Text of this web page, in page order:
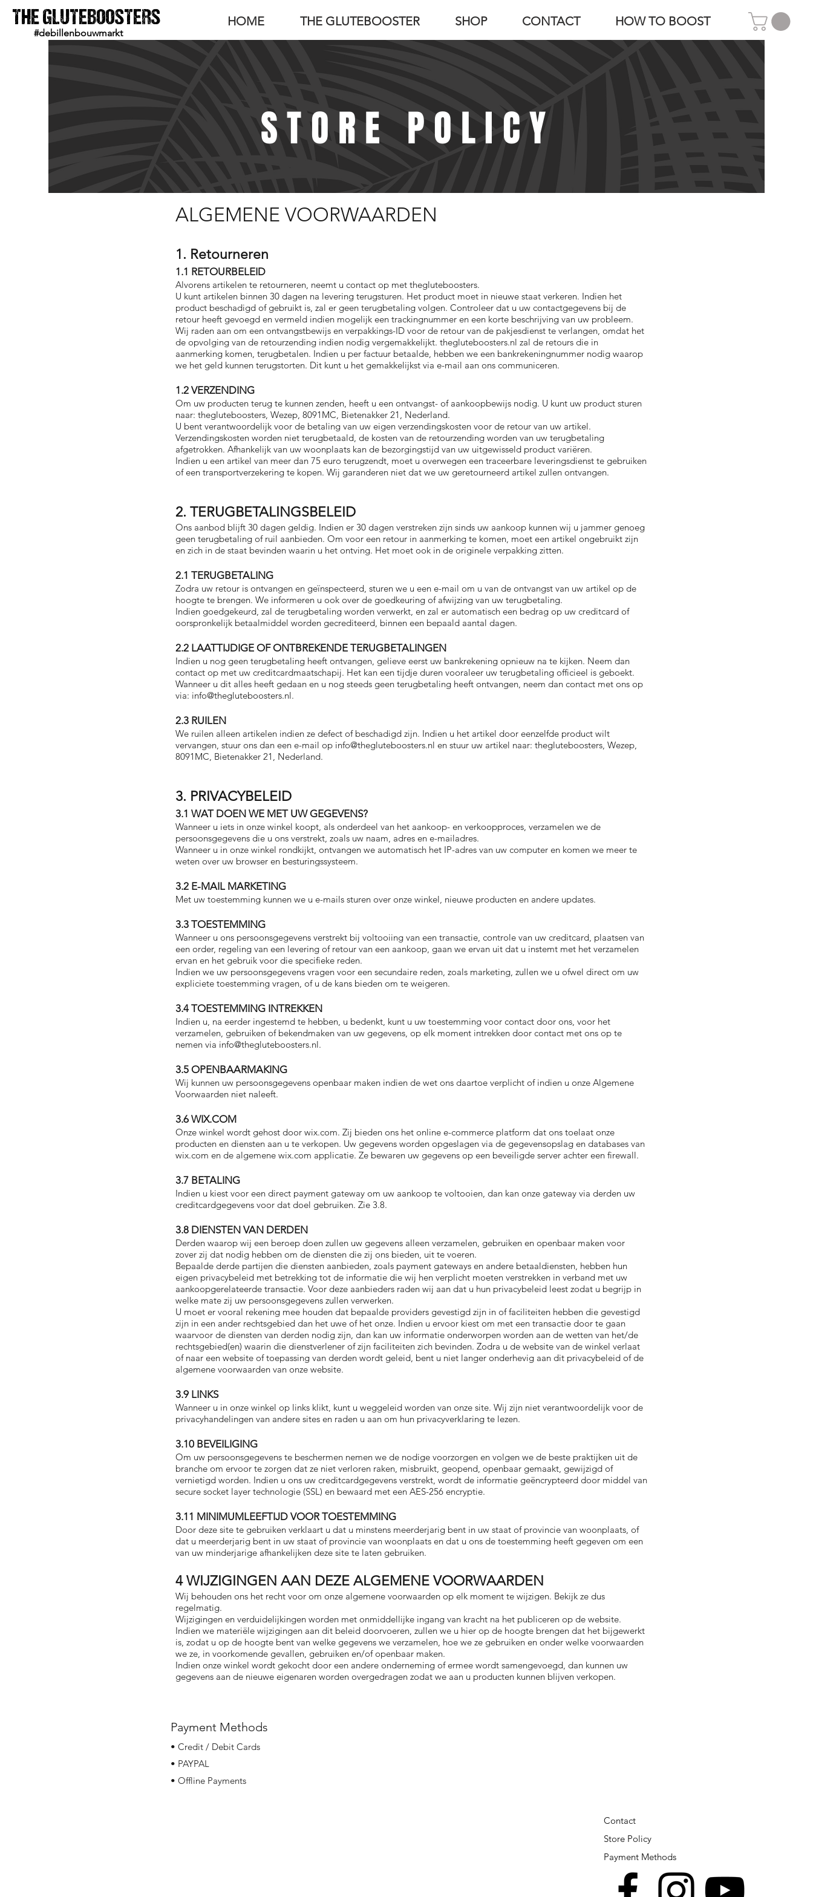
THE GLUTEBOOSTERS
#debillenbouwmarkt
HOME THE GLUTEBOOSTER SHOP CONTACT HOW TO BOOST
STORE POLICY
ALGEMENE VOORWAARDEN
1. Retourneren
1.1 RETOURBELEID
Alvorens artikelen te retourneren, neemt u contact op met thegluteboosters.
U kunt artikelen binnen 30 dagen na levering terugsturen. Het product moet in nieuwe staat verkeren. Indien het
product beschadigd of gebruikt is, zal er geen terugbetaling volgen. Controleer dat u uw contactgegevens bij de
retour heeft gevoegd en vermeld indien mogelijk een trackingnummer en een korte beschrijving van uw probleem.
Wij raden aan om een ontvangstbewijs en verpakkings-ID voor de retour van de pakjesdienst te verlangen, omdat het
de opvolging van de retourzending indien nodig vergemakkelijkt. thegluteboosters.nl zal de retours die in
aanmerking komen, terugbetalen. Indien u per factuur betaalde, hebben we een bankrekeningnummer nodig waarop
we het geld kunnen terugstorten. Dit kunt u het gemakkelijkst via e-mail aan ons communiceren.
1.2 VERZENDING
Om uw producten terug te kunnen zenden, heeft u een ontvangst- of aankoopbewijs nodig. U kunt uw product sturen
naar: thegluteboosters, Wezep, 8091MC, Bietenakker 21, Nederland.
U bent verantwoordelijk voor de betaling van uw eigen verzendingskosten voor de retour van uw artikel.
Verzendingskosten worden niet terugbetaald, de kosten van de retourzending worden van uw terugbetaling
afgetrokken. Afhankelijk van uw woonplaats kan de bezorgingstijd van uw uitgewisseld product variëren.
Indien u een artikel van meer dan 75 euro terugzendt, moet u overwegen een traceerbare leveringsdienst te gebruiken
of een transportverzekering te kopen. Wij garanderen niet dat we uw geretourneerd artikel zullen ontvangen.
2. TERUGBETALINGSBELEID
Ons aanbod blijft 30 dagen geldig. Indien er 30 dagen verstreken zijn sinds uw aankoop kunnen wij u jammer genoeg
geen terugbetaling of ruil aanbieden. Om voor een retour in aanmerking te komen, moet een artikel ongebruikt zijn
en zich in de staat bevinden waarin u het ontving. Het moet ook in de originele verpakking zitten.
2.1 TERUGBETALING
Zodra uw retour is ontvangen en geïnspecteerd, sturen we u een e-mail om u van de ontvangst van uw artikel op de
hoogte te brengen. We informeren u ook over de goedkeuring of afwijzing van uw terugbetaling.
Indien goedgekeurd, zal de terugbetaling worden verwerkt, en zal er automatisch een bedrag op uw creditcard of
oorspronkelijk betaalmiddel worden gecrediteerd, binnen een bepaald aantal dagen.
2.2 LAATTIJDIGE OF ONTBREKENDE TERUGBETALINGEN
Indien u nog geen terugbetaling heeft ontvangen, gelieve eerst uw bankrekening opnieuw na te kijken. Neem dan
contact op met uw creditcardmaatschapij. Het kan een tijdje duren vooraleer uw terugbetaling officieel is geboekt.
Wanneer u dit alles heeft gedaan en u nog steeds geen terugbetaling heeft ontvangen, neem dan contact met ons op
via: info@thegluteboosters.nl.
2.3 RUILEN
We ruilen alleen artikelen indien ze defect of beschadigd zijn. Indien u het artikel door eenzelfde product wilt
vervangen, stuur ons dan een e-mail op info@thegluteboosters.nl en stuur uw artikel naar: thegluteboosters, Wezep,
8091MC, Bietenakker 21, Nederland.
3. PRIVACYBELEID
3.1 WAT DOEN WE MET UW GEGEVENS?
Wanneer u iets in onze winkel koopt, als onderdeel van het aankoop- en verkoopproces, verzamelen we de
persoonsgegevens die u ons verstrekt, zoals uw naam, adres en e-mailadres.
Wanneer u in onze winkel rondkijkt, ontvangen we automatisch het IP-adres van uw computer en komen we meer te
weten over uw browser en besturingssysteem.
3.2 E-MAIL MARKETING
Met uw toestemming kunnen we u e-mails sturen over onze winkel, nieuwe producten en andere updates.
3.3 TOESTEMMING
Wanneer u ons persoonsgegevens verstrekt bij voltooiing van een transactie, controle van uw creditcard, plaatsen van
een order, regeling van een levering of retour van een aankoop, gaan we ervan uit dat u instemt met het verzamelen
ervan en het gebruik voor die specifieke reden.
Indien we uw persoonsgegevens vragen voor een secundaire reden, zoals marketing, zullen we u ofwel direct om uw
expliciete toestemming vragen, of u de kans bieden om te weigeren.
3.4 TOESTEMMING INTREKKEN
Indien u, na eerder ingestemd te hebben, u bedenkt, kunt u uw toestemming voor contact door ons, voor het
verzamelen, gebruiken of bekendmaken van uw gegevens, op elk moment intrekken door contact met ons op te
nemen via info@thegluteboosters.nl.
3.5 OPENBAARMAKING
Wij kunnen uw persoonsgegevens openbaar maken indien de wet ons daartoe verplicht of indien u onze Algemene
Voorwaarden niet naleeft.
3.6 WIX.COM
Onze winkel wordt gehost door wix.com. Zij bieden ons het online e-commerce platform dat ons toelaat onze
producten en diensten aan u te verkopen. Uw gegevens worden opgeslagen via de gegevensopslag en databases van
wix.com en de algemene wix.com applicatie. Ze bewaren uw gegevens op een beveiligde server achter een firewall.
3.7 BETALING
Indien u kiest voor een direct payment gateway om uw aankoop te voltooien, dan kan onze gateway via derden uw
creditcardgegevens voor dat doel gebruiken. Zie 3.8.
3.8 DIENSTEN VAN DERDEN
Derden waarop wij een beroep doen zullen uw gegevens alleen verzamelen, gebruiken en openbaar maken voor
zover zij dat nodig hebben om de diensten die zij ons bieden, uit te voeren.
Bepaalde derde partijen die diensten aanbieden, zoals payment gateways en andere betaaldiensten, hebben hun
eigen privacybeleid met betrekking tot de informatie die wij hen verplicht moeten verstrekken in verband met uw
aankoopgerelateerde transactie. Voor deze aanbieders raden wij aan dat u hun privacybeleid leest zodat u begrijp in
welke mate zij uw persoonsgegevens zullen verwerken.
U moet er vooral rekening mee houden dat bepaalde providers gevestigd zijn in of faciliteiten hebben die gevestigd
zijn in een ander rechtsgebied dan het uwe of het onze. Indien u ervoor kiest om met een transactie door te gaan
waarvoor de diensten van derden nodig zijn, dan kan uw informatie onderworpen worden aan de wetten van het/de
rechtsgebied(en) waarin die dienstverlener of zijn faciliteiten zich bevinden. Zodra u de website van de winkel verlaat
of naar een website of toepassing van derden wordt geleid, bent u niet langer onderhevig aan dit privacybeleid of de
algemene voorwaarden van onze website.
3.9 LINKS
Wanneer u in onze winkel op links klikt, kunt u weggeleid worden van onze site. Wij zijn niet verantwoordelijk voor de
privacyhandelingen van andere sites en raden u aan om hun privacyverklaring te lezen.
3.10 BEVEILIGING
Om uw persoonsgegevens te beschermen nemen we de nodige voorzorgen en volgen we de beste praktijken uit de
branche om ervoor te zorgen dat ze niet verloren raken, misbruikt, geopend, openbaar gemaakt, gewijzigd of
vernietigd worden. Indien u ons uw creditcardgegevens verstrekt, wordt de informatie geëncrypteerd door middel van
secure socket layer technologie (SSL) en bewaard met een AES-256 encryptie.
3.11 MINIMUMLEEFTIJD VOOR TOESTEMMING
Door deze site te gebruiken verklaart u dat u minstens meerderjarig bent in uw staat of provincie van woonplaats, of
dat u meerderjarig bent in uw staat of provincie van woonplaats en dat u ons de toestemming heeft gegeven om een
van uw minderjarige afhankelijken deze site te laten gebruiken.
4 WIJZIGINGEN AAN DEZE ALGEMENE VOORWAARDEN
Wij behouden ons het recht voor om onze algemene voorwaarden op elk moment te wijzigen. Bekijk ze dus
regelmatig.
Wijzigingen en verduidelijkingen worden met onmiddellijke ingang van kracht na het publiceren op de website.
Indien we materiële wijzigingen aan dit beleid doorvoeren, zullen we u hier op de hoogte brengen dat het bijgewerkt
is, zodat u op de hoogte bent van welke gegevens we verzamelen, hoe we ze gebruiken en onder welke voorwaarden
we ze, in voorkomende gevallen, gebruiken en/of openbaar maken.
Indien onze winkel wordt gekocht door een andere onderneming of ermee wordt samengevoegd, dan kunnen uw
gegevens aan de nieuwe eigenaren worden overgedragen zodat we aan u producten kunnen blijven verkopen.
Payment Methods
• Credit / Debit Cards
• PAYPAL
• Offline Payments
Contact
Store Policy
Payment Methods